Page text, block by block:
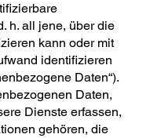
h. all jene, über die
kann oder mit
identifizieren
Daten“).
Daten,
Dienste erfassen,
gehören, die